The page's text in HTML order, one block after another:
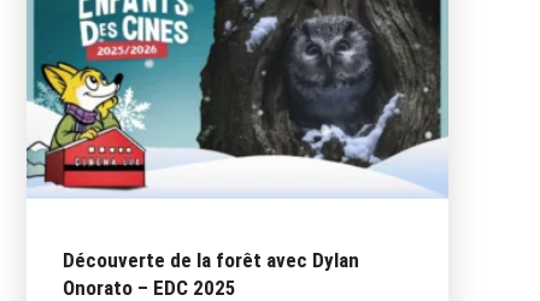
Découverte de la forêt avec Dylan
Onorato – EDC 2025